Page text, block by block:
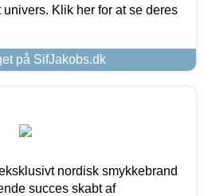
Klik her for at se deres
på SifJakobs.dk
nordisk smykkebrand
succes skabt af